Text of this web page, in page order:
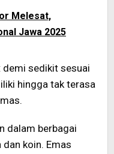
Melesat,
Jawa 2025
demi sedikit sesuai
hingga tak terasa
dalam berbagai
koin. Emas